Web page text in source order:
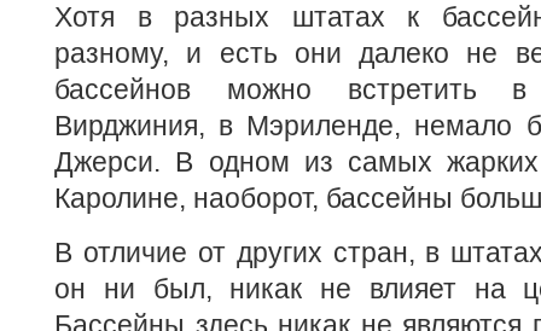
Хотя в разных штатах к
разному, и есть они далеко не
бассейнов можно встретить
Вирджиния, в Мэриленде, немало
Джерси. В одном из самых
Каролине, наоборот, бассейны
В отличие от других стран, в
он ни был, никак не влияет на